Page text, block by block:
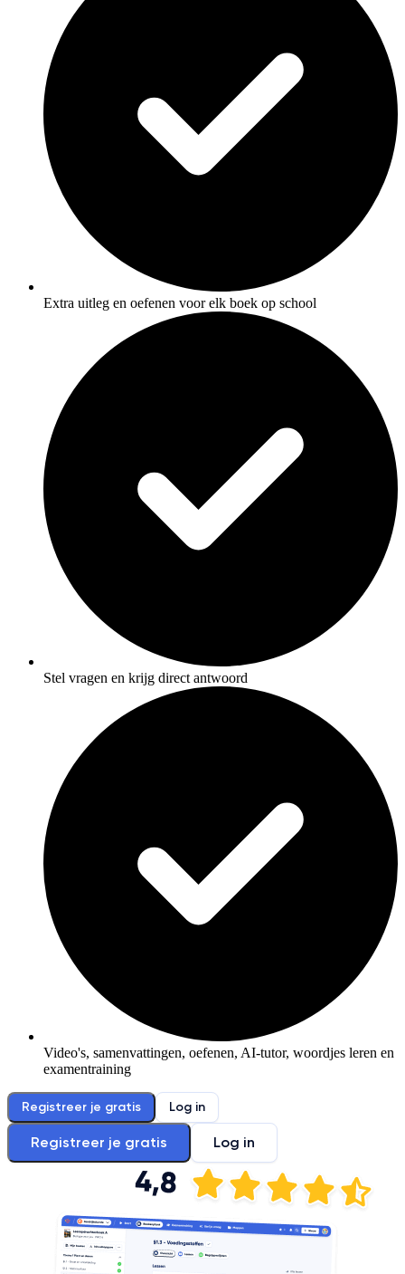
Extra uitleg en oefenen voor elk boek op school
Stel vragen en krijg direct antwoord
Video's, samenvattingen, oefenen, AI-tutor, woordjes leren en
examentraining
Registreer je gratis Log in
Registreer je gratis Log in